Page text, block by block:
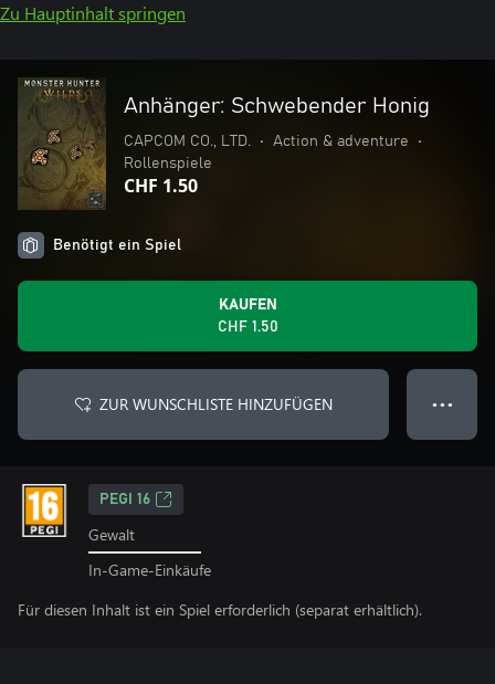
Zu Hauptinhalt springen
Anhänger: Schwebender Honig
CAPCOM CO., LTD. • Action & adventure
•
Rollenspiele
CHF 1.50
Benötigt ein Spiel
KAUFEN
CHF 1.50
ZUR WUNSCHLISTE HINZUFÜGEN ● ● ●
PEGI 16
Gewalt
In-Game-Einkäufe
Für diesen Inhalt ist ein Spiel erforderlich (separat erhältlich).